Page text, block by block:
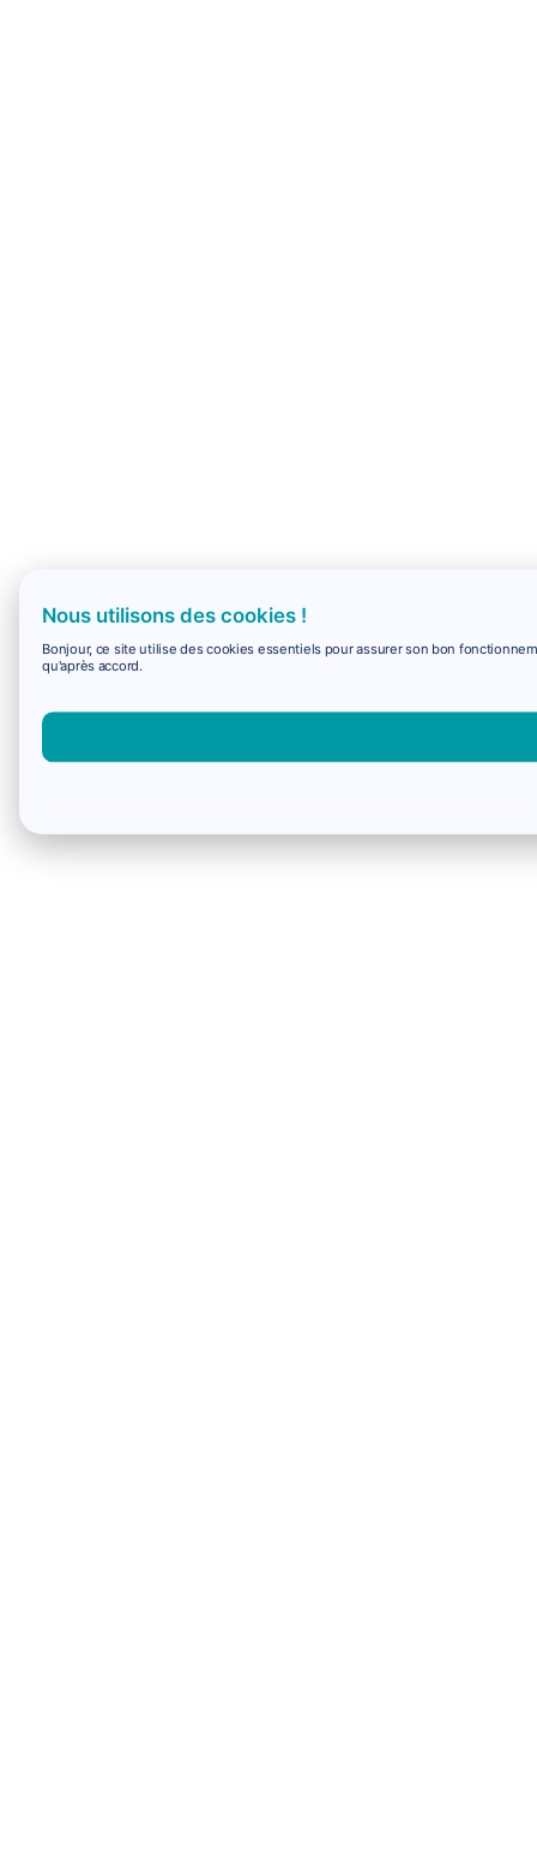
Nous utilisons des cookies !
Bonjour, ce site utilise des cookies essentiels pour assurer son bon
qu'après accord.